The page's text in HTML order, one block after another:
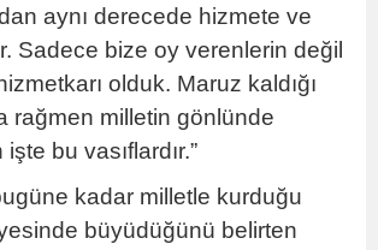
aynı derecede hizmete ve
Sadece bize oy verenlerin değil
olduk. Maruz kaldığı
rağmen milletin gönlünde
işte bu vasıflardır.”
kadar milletle kurduğu
büyüdüğünü belirten